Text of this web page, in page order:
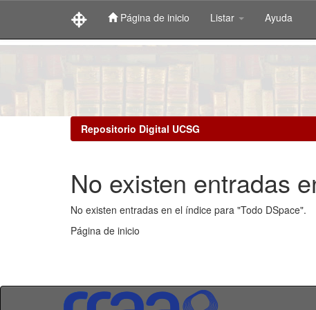
Página de inicio Listar Ayuda
Repositorio Digital UCSG
No existen entradas
No existen entradas en el índice para "Todo DSpace".
Página de inicio